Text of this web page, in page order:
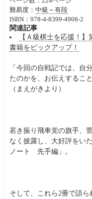
難易度： 中級～有段
ISBN：978-4-8399-4908-2
関連記事
【Ａ級棋士を応援！
書籍をピックアップ！
「今回の自戦記では、自
たのかを、お伝えするこ
（まえがきより）
若き振り飛車党の旗手、
なく披露し、大好評をい
ノート 先手編」。
そして、これら2冊で語